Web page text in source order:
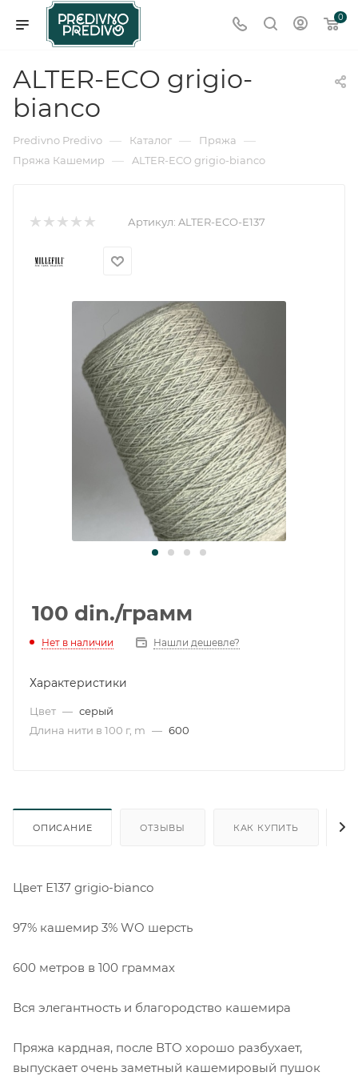
0
ALTER-ECO grigio-
bianco
Predivno Predivo — Каталог — Пряжа —
Пряжа Кашемир — ALTER-ECO grigio-bianco
Артикул: ALTER-ECO-Е137
100 din./грамм
Нет в наличии Нашли дешевле?
Характеристики
Цвет — серый
Длина нити в 100 г, m — 600
ОПИСАНИЕ ОТЗЫВЫ КАК КУПИТЬ
Цвет Е137 grigio-bianco
97% кашемир 3% WO шерсть
600 метров в 100 граммах
Вся элегантность и благородство кашемира
Пряжа кардная, после ВТО хорошо разбухает,
выпускает очень заметный кашемировый пушок